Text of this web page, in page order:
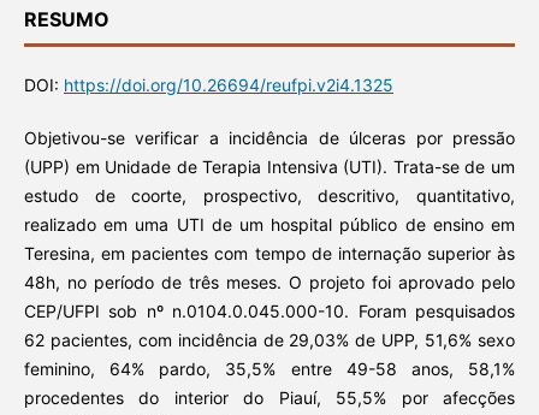
RESUMO
DOI: https://doi.org/10.26694/reufpi.v2i4.1325
Objetivou-se verificar a incidência de úlceras por pressão
(UPP) em Unidade de Terapia Intensiva (UTI). Trata-se de um
estudo de coorte, prospectivo, descritivo, quantitativo,
realizado em uma UTI de um hospital público de ensino em
Teresina, em pacientes com tempo de internação superior às
48h, no período de três meses. O projeto foi aprovado pelo
CEP/UFPI sob nº n.0104.0.045.000-10. Foram pesquisados
62 pacientes, com incidência de 29,03% de UPP, 51,6% sexo
feminino, 64% pardo, 35,5% entre 49-58 anos, 58,1%
procedentes do interior do Piauí, 55,5% por afecções